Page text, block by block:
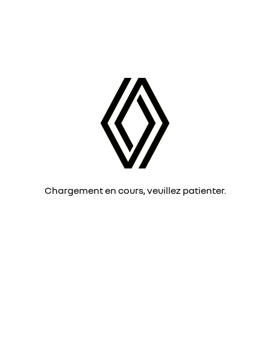
Chargement en cours, veuillez patienter.